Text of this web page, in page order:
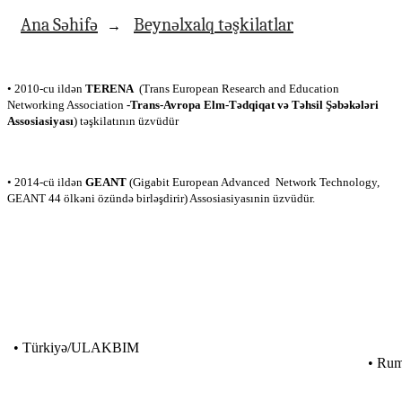
Ana Səhifə → Beynəlxalq təşkilatlar
• 2010-cu ildən TERENA(Trans European Research and Education
Networking Association -Trans-Avropa Elm-Tədqiqat və Təhsil Şəbəkələri
Assosiasiyası) təşkilatının üzvüdür
• 2014-cü ildən GEANT (Gigabit European Advanced Network Technology,
GEANT 44 ölkəni özündə birləşdirir) Assosiasiyasınin üzvüdür.
• Türkiyə/ULAKBIM
•